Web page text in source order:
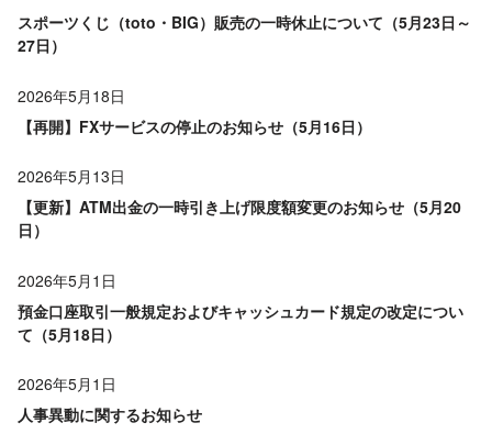
スポーツくじ（toto・BIG）販売の一時休止について（5月23日～
27日）
2026年5月18日
【再開】FXサービスの停止のお知らせ（5月16日）
2026年5月13日
【更新】ATM出金の一時引き上げ限度額変更のお知らせ（5月20
日）
2026年5月1日
預金口座取引一般規定およびキャッシュカード規定の改定につい
て（5月18日）
2026年5月1日
人事異動に関するお知らせ